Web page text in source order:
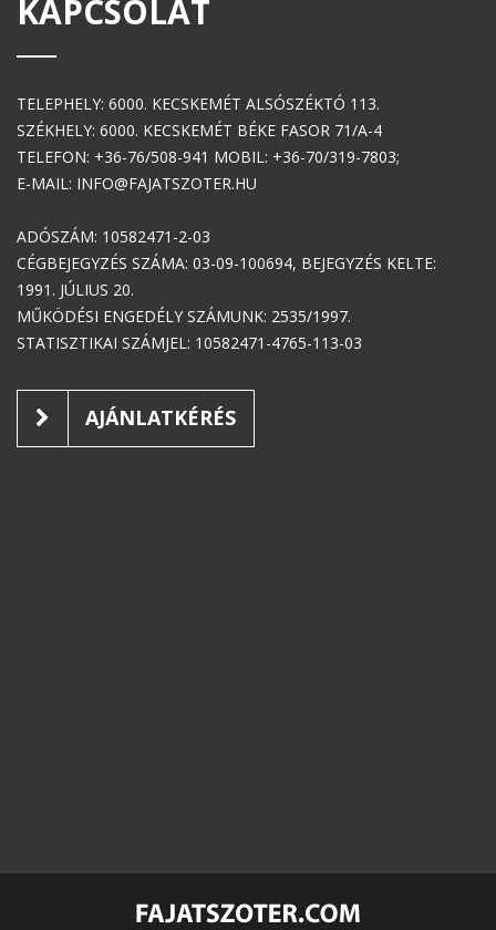
KAPCSOLAT
TELEPHELY: 6000. KECSKEMÉT ALSÓSZÉKTÓ 113.
SZÉKHELY: 6000. KECSKEMÉT BÉKE FASOR 71/A-4
TELEFON: +36-76/508-941 MOBIL: +36-70/319-7803;
E-MAIL: INFO@FAJATSZOTER.HU
ADÓSZÁM: 10582471-2-03
CÉGBEJEGYZÉS SZÁMA: 03-09-100694, BEJEGYZÉS KELTE:
1991. JÚLIUS 20.
MŰKÖDÉSI ENGEDÉLY SZÁMUNK: 2535/1997.
STATISZTIKAI SZÁMJEL: 10582471-4765-113-03
AJÁNLATKÉRÉS